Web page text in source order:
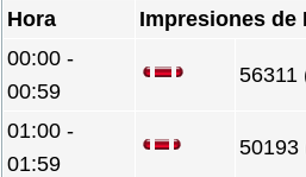
Hora
Impresiones de
00:00 -
00:59
56311
01:00 -
01:59
50193